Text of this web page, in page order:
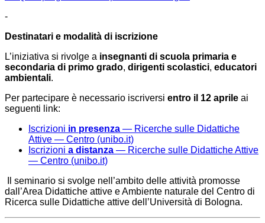
-
Destinatari e modalità di iscrizione
L’iniziativa si rivolge a insegnanti di scuola primaria e
secondaria di primo grado, dirigenti scolastici, educatori
ambientali.
Per partecipare è necessario iscriversi entro il 12 aprile ai
seguenti link:
Iscrizioni in presenza — Ricerche sulle Didattiche
Attive — Centro (unibo.it)
Iscrizioni a distanza — Ricerche sulle Didattiche Attive
— Centro (unibo.it)
Il seminario si svolge nell’ambito delle attività promosse
dall’Area Didattiche attive e Ambiente naturale del Centro di
Ricerca sulle Didattiche attive dell’Università di Bologna.